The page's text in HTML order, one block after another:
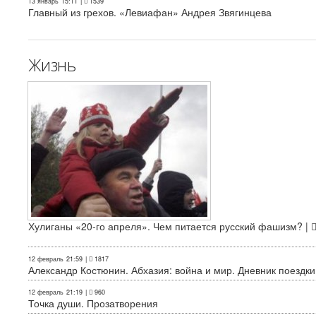
Главный из грехов. «Левиафан» Андрея Звягинцева
Жизнь
Хулиганы «20-го апреля». Чем питается русский фашизм? |
12 февраль 21:59 | 1817
Александр Костюнин. Абхазия: война и мир. Дневник поездки
12 февраль 21:19 | 960
Точка души. Прозатворения